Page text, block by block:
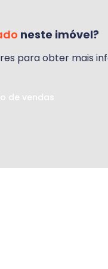
neste imóvel?
para obter mais
de vendas